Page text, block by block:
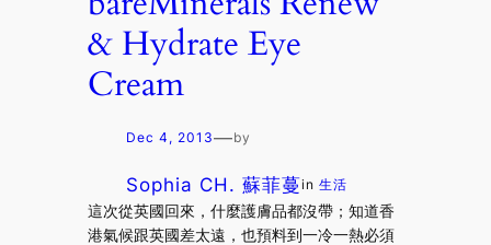
& Hydrate Eye
Cream
Dec 4, 2013—by
Sophia CH. 蘇菲蔓in生活
這次從英國回來，什麼護膚品都沒帶；知道香
港氣候跟英國差太遠，也預料到一冷一熱必須